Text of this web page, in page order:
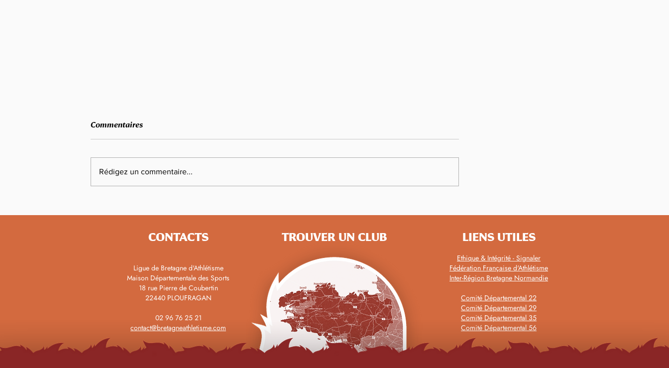
Fougères recrute
célébrons nos bénévoles
Commentaires
Rédigez un commentaire...
CONTACTS LIENS UTILES
Ethique & Intégrité - Signaler
Fédération Française d'Athlétisme
Inter-Région Bretagne Normandie
Comité Départemental 22
Comité Départemental 29
Comité Départemental 35
Comité Départemental 56
Ligue de Bretagne d'Athlétisme
Maison Départementale des Sports
18 rue Pierre de Coubertin
22440 PLOUFRAGAN
02 96 76 25 21
contact@bretagneathletisme.com
TROUVER UN CLUB